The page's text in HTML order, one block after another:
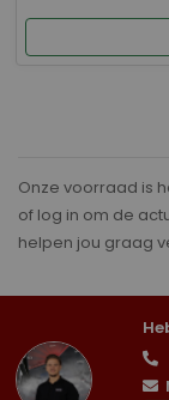
Onze voorraad is
of log in om de
helpen jou graag